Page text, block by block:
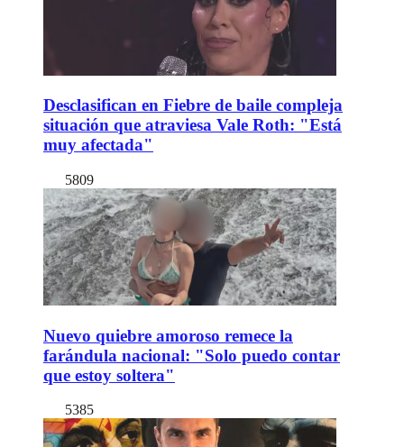
Desclasifican en Fiebre de baile compleja
situación que atraviesa Vale Roth: "Está
muy afectada"
5809
Nuevo quiebre amoroso remece la
farándula nacional: "Solo puedo contar
que estoy soltera"
5385